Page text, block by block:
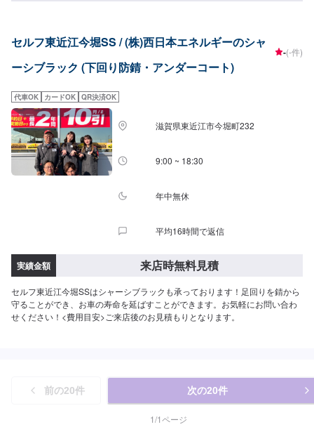
セルフ東近江今堀SS / (株)西日本エネルギーのシャ
ーシブラック (下回り防錆・アンダーコート)
-(-件)
代車OK カードOK QR決済OK
滋賀県東近江市今堀町232
9:00 ~ 18:30
年中無休
平均16時間で返信
実績金額 来店時無料見積
セルフ東近江今堀SSはシャーシブラックも承っております！足回りを錆から
守ることができ、お車の寿命を延ばすことができます。お気軽にお問い合わ
せください！<費用目安>ご来店後のお見積もりとなります。
前の20件 次の20件
1/1ページ